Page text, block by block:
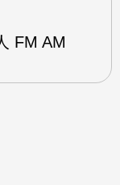
FM AM